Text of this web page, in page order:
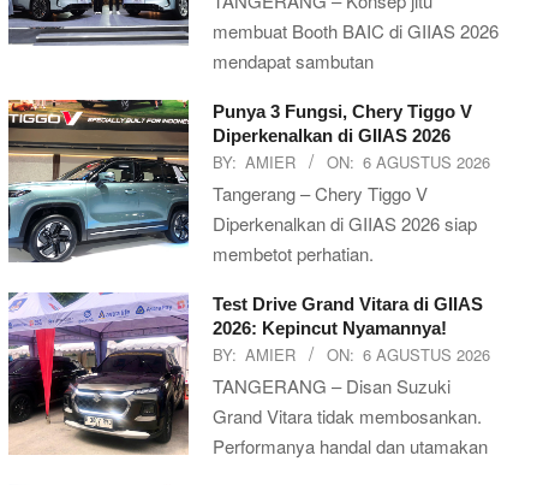
membuat Booth BAIC di GIIAS 2026
mendapat sambutan
Punya 3 Fungsi, Chery Tiggo V
Diperkenalkan di GIIAS 2026
BY: AMIER ON: 6 AGUSTUS 2026
Tangerang – Chery Tiggo V
Diperkenalkan di GIIAS 2026 siap
membetot perhatian.
Test Drive Grand Vitara di GIIAS
2026: Kepincut Nyamannya!
BY: AMIER ON: 6 AGUSTUS 2026
TANGERANG – Disan Suzuki
Grand Vitara tidak membosankan.
Performanya handal dan utamakan